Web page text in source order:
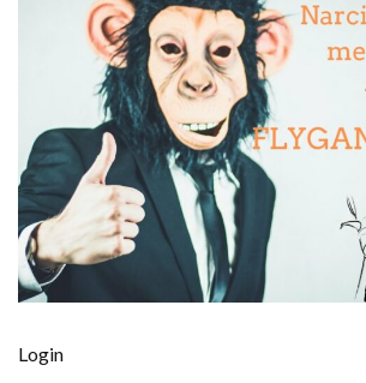
Login